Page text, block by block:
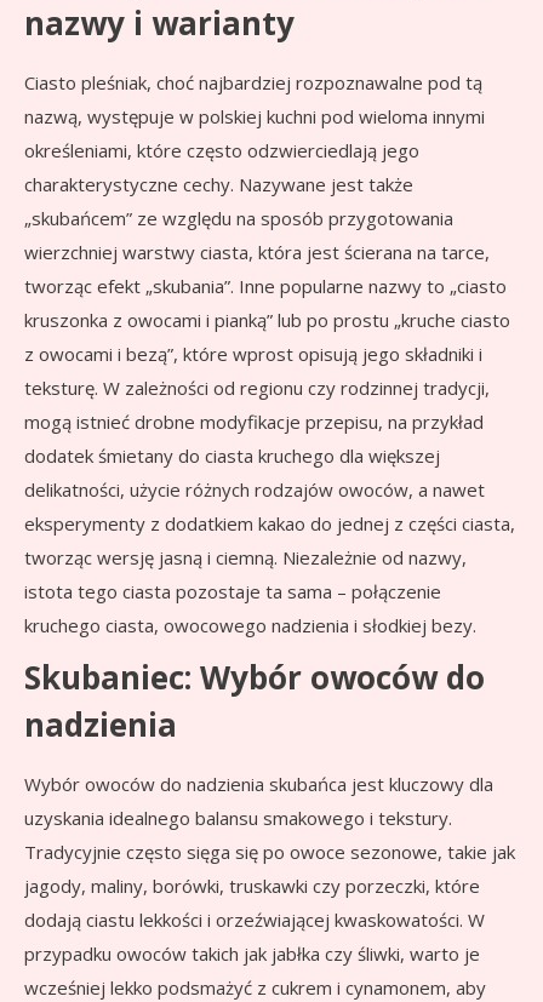
nazwy i warianty
Ciasto pleśniak, choć najbardziej rozpoznawalne pod tą
nazwą, występuje w polskiej kuchni pod wieloma innymi
określeniami, które często odzwierciedlają jego
charakterystyczne cechy. Nazywane jest także
„skubańcem” ze względu na sposób przygotowania
wierzchniej warstwy ciasta, która jest ścierana na tarce,
tworząc efekt „skubania”. Inne popularne nazwy to „ciasto
kruszonka z owocami i pianką” lub po prostu „kruche ciasto
z owocami i bezą”, które wprost opisują jego składniki i
teksturę. W zależności od regionu czy rodzinnej tradycji,
mogą istnieć drobne modyfikacje przepisu, na przykład
dodatek śmietany do ciasta kruchego dla większej
delikatności, użycie różnych rodzajów owoców, a nawet
eksperymenty z dodatkiem kakao do jednej z części ciasta,
tworząc wersję jasną i ciemną. Niezależnie od nazwy,
istota tego ciasta pozostaje ta sama – połączenie
kruchego ciasta, owocowego nadzienia i słodkiej bezy.
Skubaniec: Wybór owoców do
nadzienia
Wybór owoców do nadzienia skubańca jest kluczowy dla
uzyskania idealnego balansu smakowego i tekstury.
Tradycyjnie często sięga się po owoce sezonowe, takie jak
jagody, maliny, borówki, truskawki czy porzeczki, które
dodają ciastu lekkości i orzeźwiającej kwaskowatości. W
przypadku owoców takich jak jabłka czy śliwki, warto je
wcześniej lekko podsmażyć z cukrem i cynamonem, aby